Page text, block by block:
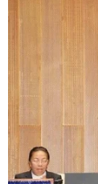
Ảnh
Số lượng
minh châu
tăng mạnh
nhất kể từ
tăng bắt
thấy "sức